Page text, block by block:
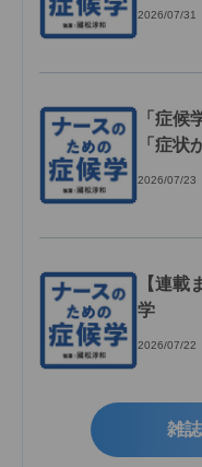
2026/07/31
「症候
「症状
2026/07/23
【連載
学
2026/07/22
雑